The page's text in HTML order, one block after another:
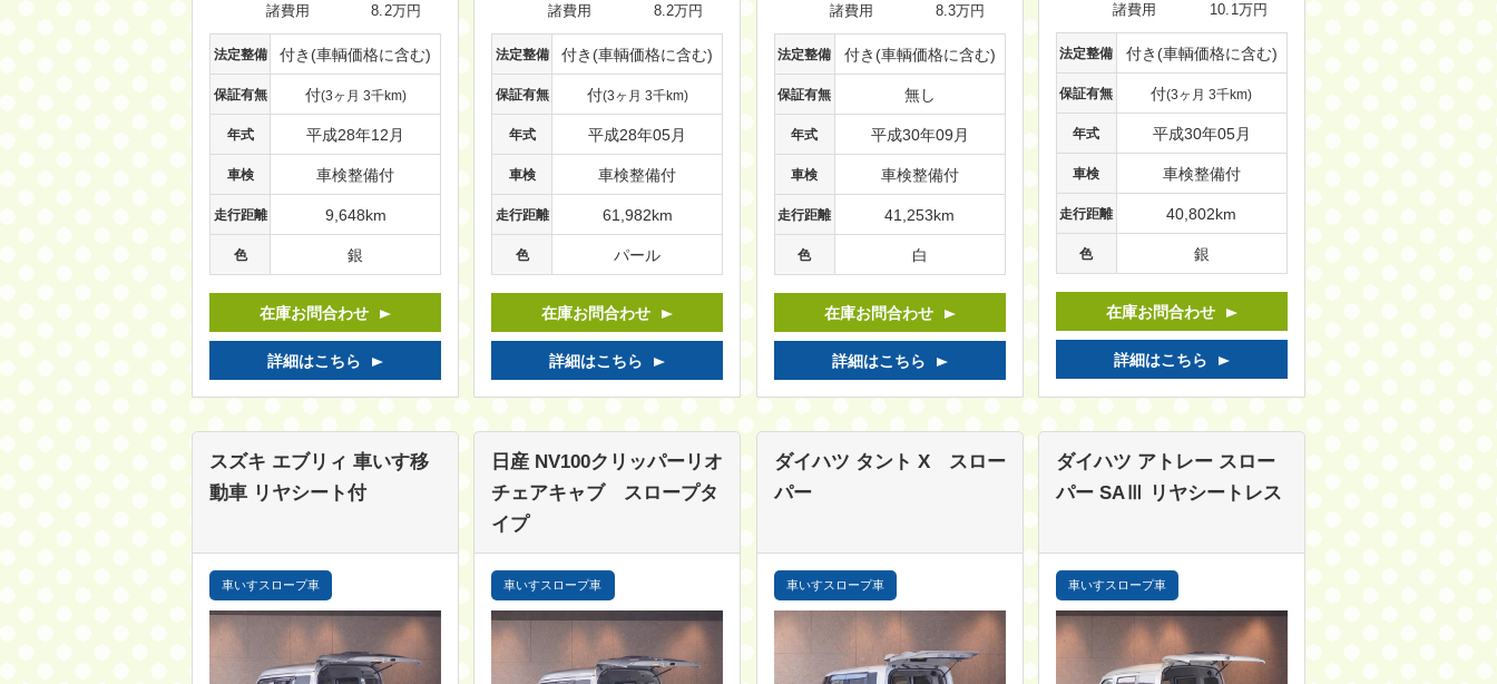
諸費用
8.2万円
法定整備 付き(車輌価格に含む)
保証有無 付(3ヶ月 3千km)
年式 平成28年12月
車検 車検整備付
走行距離 9,648km
色 銀
在庫お問合わせ
詳細はこちら
諸費用
8.2万円
法定整備 付き(車輌価格に含む)
保証有無 付(3ヶ月 3千km)
年式 平成28年05月
車検 車検整備付
走行距離 61,982km
色 パール
在庫お問合わせ
詳細はこちら
諸費用
8.3万円
法定整備 付き(車輌価格に含む)
保証有無 無し
年式 平成30年09月
車検 車検整備付
走行距離 41,253km
色 白
在庫お問合わせ
詳細はこちら
諸費用
10.1万円
法定整備 付き(車輌価格に含む)
保証有無 付(3ヶ月 3千km)
年式 平成30年05月
車検 車検整備付
走行距離 40,802km
色 銀
在庫お問合わせ
詳細はこちら
スズキ エブリィ 車いす移
動車 リヤシート付
車いすスロープ車
日産 NV100クリッパーリオ
チェアキャブ スロープタ
イプ
車いすスロープ車
ダイハツ タント X スロー
パー
車いすスロープ車
ダイハツ アトレー スロー
パー SAⅢ リヤシートレス
車いすスロープ車